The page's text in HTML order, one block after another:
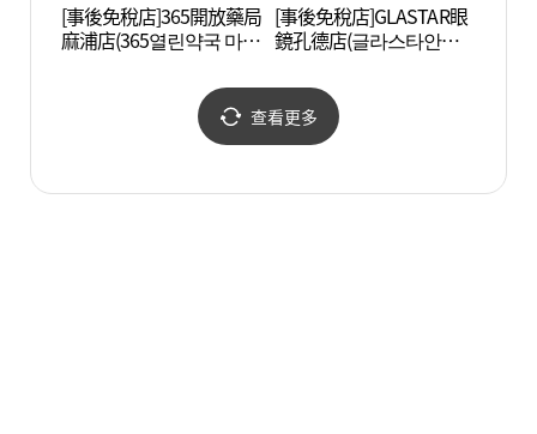
[事後免稅店]365開放藥局
麻浦店(365열린약국 마포
[事後免稅店]GLASTAR眼
鏡孔德店(글라스타안경
查看更多